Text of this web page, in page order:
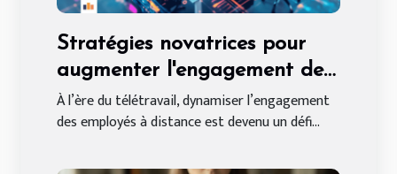
Stratégies novatrices pour
augmenter l'engagement des
employés à distance
À l’ère du télétravail, dynamiser l’engagement
des employés à distance est devenu un défi...